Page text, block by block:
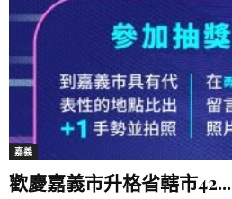
嘉義
歡慶嘉義市升格省轄市42...